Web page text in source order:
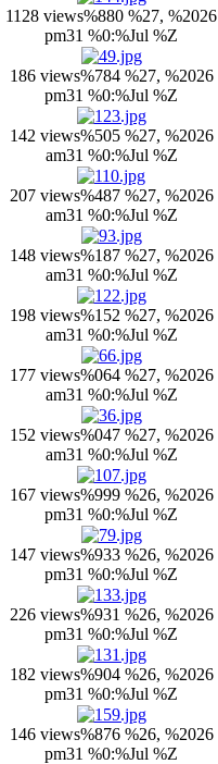
1128 views%880 %27, %2026
pm31 %0:%Jul %Z
186 views%784 %27, %2026
pm31 %0:%Jul %Z
142 views%505 %27, %2026
am31 %0:%Jul %Z
207 views%487 %27, %2026
am31 %0:%Jul %Z
148 views%187 %27, %2026
am31 %0:%Jul %Z
198 views%152 %27, %2026
am31 %0:%Jul %Z
177 views%064 %27, %2026
am31 %0:%Jul %Z
152 views%047 %27, %2026
am31 %0:%Jul %Z
167 views%999 %26, %2026
pm31 %0:%Jul %Z
147 views%933 %26, %2026
pm31 %0:%Jul %Z
226 views%931 %26, %2026
pm31 %0:%Jul %Z
182 views%904 %26, %2026
pm31 %0:%Jul %Z
146 views%876 %26, %2026
pm31 %0:%Jul %Z